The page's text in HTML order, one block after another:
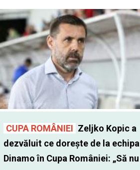
CUPA ROMÂNIEI Zeljko Kopic a
dezvăluit ce dorește de la echipa
Dinamo în Cupa României: „Să nu